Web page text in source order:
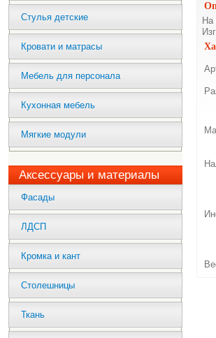
Стулья детские
Кровати и матрасы
Мебель для персонала
Кухонная мебель
Мягкие модули
Аксессуары и материалы
Фасады
ЛДСП
Кромка и кант
Столешницы
Ткань
На